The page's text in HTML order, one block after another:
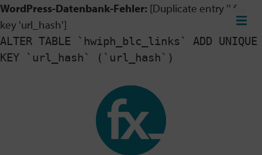
WordPress-Datenbank-Fehler: [Duplicate entry '' for
key 'url_hash']
ALTER TABLE `hwiph_blc_links` ADD UNIQUE
KEY `url_hash` (`url_hash`)